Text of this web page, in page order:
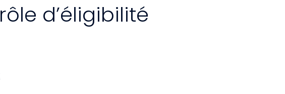
d’éligibilité